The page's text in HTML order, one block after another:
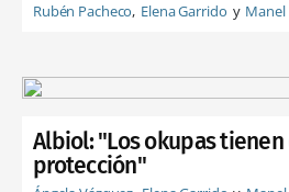
Rubén Pacheco Elena Garrido
Albiol: "Los okupas
protección"